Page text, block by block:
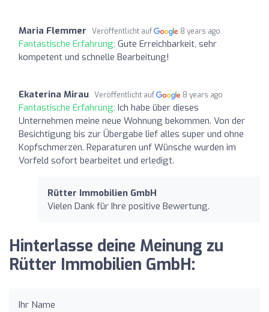
Maria Flemmer Veröffentlicht auf 8 years ago
Fantastische Erfahrung: Gute Erreichbarkeit, sehr
kompetent und schnelle Bearbeitung!
Ekaterina Mirau Veröffentlicht auf 8 years ago
Fantastische Erfahrung: Ich habe über dieses
Unternehmen meine neue Wohnung bekommen. Von der
Besichtigung bis zur Übergabe lief alles super und ohne
Kopfschmerzen. Reparaturen unf Wünsche wurden im
Vorfeld sofort bearbeitet und erledigt.
Rütter Immobilien GmbH
Vielen Dank für Ihre positive Bewertung.
Hinterlasse deine Meinung zu
Rütter Immobilien GmbH:
Ihr Name